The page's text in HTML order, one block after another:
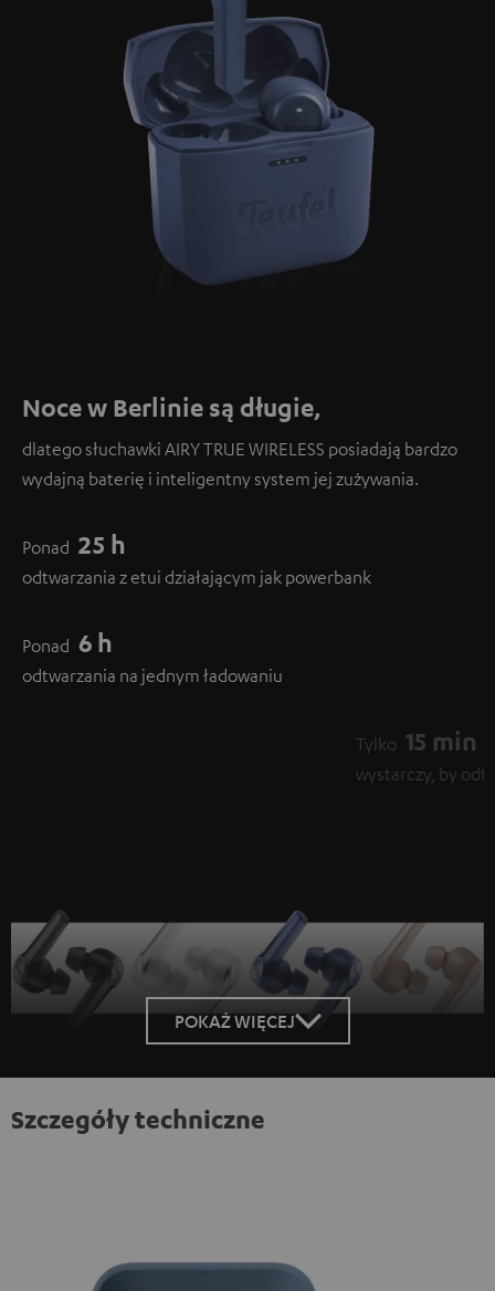
Noce w Berlinie są długie,
dlatego słuchawki AIRY TRUE WIRELESS posiadają bardzo
wydajną baterię i inteligentny system jej zużywania.
Ponad 25 h
odtwarzania z etui działającym jak powerbank
Ponad 6 h
odtwarzania na jednym ładowaniu
wystarczy, by odtwarzać dźwięk przez ponad godzinę
POKAŻ WIĘCEJ
Szczegóły techniczne